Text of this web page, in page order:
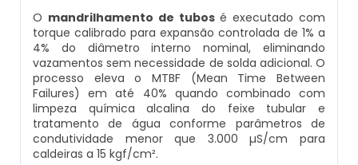
Caldeiraria Pesada
Caldeiras De Recuperação De Calor Sensivel
Caldeiras E Aquecedores
Inspeção De Segurança Em Caldeiras E
Vasos De Pressão
Inspeção De Segurança Em Vasos De
Pressão
Inspeção Dimensional De Caldeiraria
Manutenção Em Caldeiras De Alta Pressão
Manutenção Preventiva Caldeiras
Montagem Caldeiras
Montagem De Caldeiras
Caldeira Vapor A Lenha
Compra E Venda De Caldeiras Usadas
Comprar Caldeira A Vapor
Comprar Caldeira De Vapor
Empresa De Manutenção De Caldeira A Gás
Fornecedor De Caldeira A Gás
Manutenção De Caldeira A Gás
Onde Comprar Caldeira A Gás
O mandrilhamento de tubosé executado com
torque calibrado para expansão controlada de 1% a
4% do diâmetro interno nominal, eliminando
vazamentos sem necessidade de solda adicional. O
processo eleva o MTBF (Mean Time Between
Failures) em até 40% quando combinado com
limpeza química alcalina do feixe tubular e
tratamento de água conforme parâmetros de
condutividade menor que 3.000 µS/cm para
caldeiras a 15 kgf/cm².